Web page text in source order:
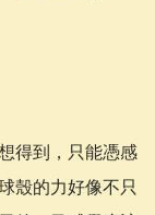
得到，只能憑感
殼的力好像不只